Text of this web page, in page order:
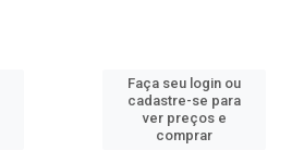
Faça seu login ou
cadastre-se para
ver preços e
comprar